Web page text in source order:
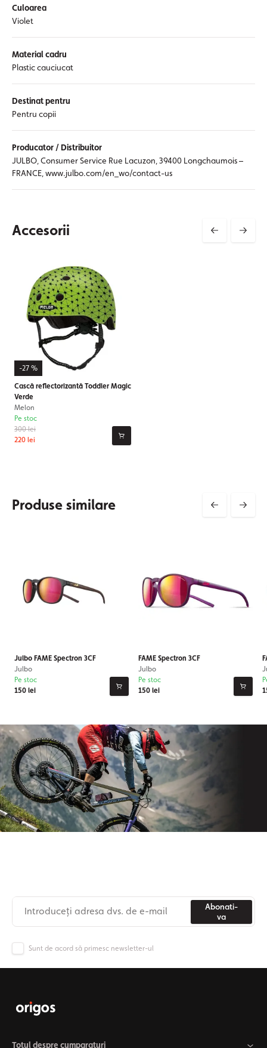
Culoarea
Violet
Material cadru
Plastic cauciucat
Destinat pentru
Pentru copii
Producator / Distribuitor
JULBO, Consumer Service Rue Lacuzon, 39400 Longchaumois –
FRANCE, www.julbo.com/en_wo/contact-us
Accesorii
-27 %
Cască reflectorizantă Toddler Magic
Verde
Melon
300 lei
220 lei
Pe stoc
Produse similare
Julbo FAME Spectron 3CF
Julbo
150 lei
Pe stoc
FAME Spectron 3CF
Julbo
150 lei
Pe stoc
Abonati-
va
Sunt de acord să primesc newsletter-ul
Totul despre cumparaturi